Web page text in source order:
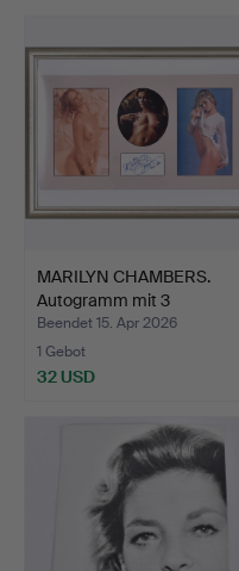
MARILYN CHAMBERS.
Autogramm mit 3
gerahmte…
Beendet 15. Apr 2026
1 Gebot
32 USD